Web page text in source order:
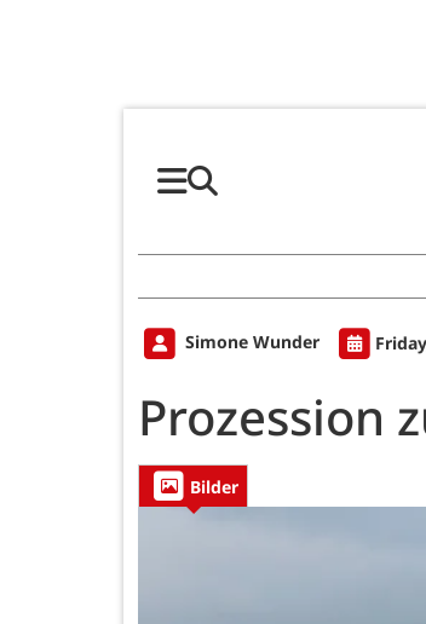
Simone Wunder
Prozession
Bilder